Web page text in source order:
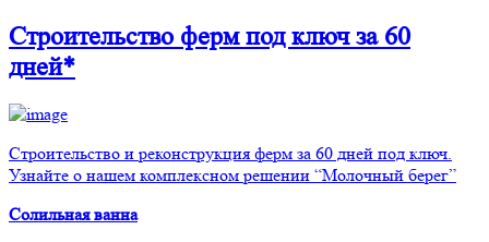
Строительство фермпод ключ за 60
дней*
Строительство и реконструкция ферм за 60 дней под ключ.
Узнайте о нашем комплексном решении “Молочный берег”
Солильная ванна